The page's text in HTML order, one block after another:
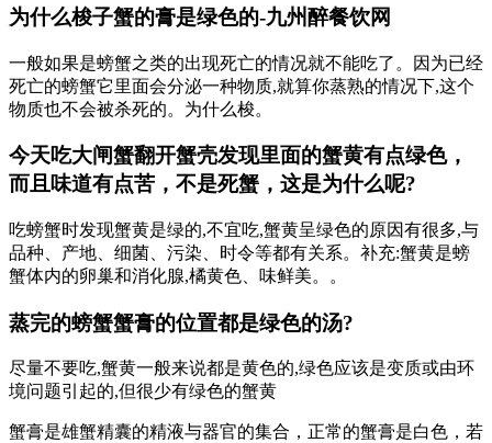
为什么梭子蟹的膏是绿色的-九州醉餐饮网
一般如果是螃蟹之类的出现死亡的情况就不能吃了。因为已经
死亡的螃蟹它里面会分泌一种物质,就算你蒸熟的情况下,这个
物质也不会被杀死的。为什么梭。
今天吃大闸蟹翻开蟹壳发现里面的蟹黄有点绿色，
而且味道有点苦，不是死蟹，这是为什么呢?
吃螃蟹时发现蟹黄是绿的,不宜吃,蟹黄呈绿色的原因有很多,与
品种、产地、细菌、污染、时令等都有关系。补充:蟹黄是螃
蟹体内的卵巢和消化腺,橘黄色、味鲜美。。
蒸完的螃蟹蟹膏的位置都是绿色的汤?
尽量不要吃,蟹黄一般来说都是黄色的,绿色应该是变质或由环
境问题引起的,但很少有绿色的蟹黄
蟹膏是雄蟹精囊的精液与器官的集合，正常的蟹膏是白色，若